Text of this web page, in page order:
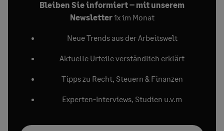
Bleiben Sie informiert – mit unserem
Newsletter1x im Monat
Neue Trends aus der Arbeitswelt
Aktuelle Urteile verständlich erklärt
Tipps zu Recht, Steuern & Finanzen
Experten-Interviews, Studien u.v.m